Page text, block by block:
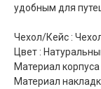
удобным для
Чехол/Кейс :
Цвет :
Материал
Материал